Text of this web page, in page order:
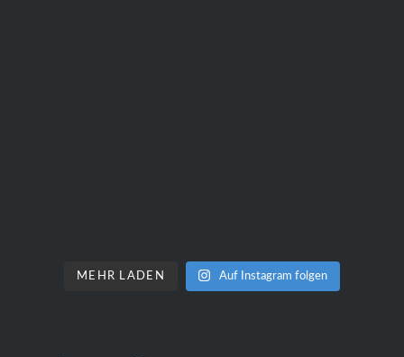
MEHR LADEN Auf Instagram folgen